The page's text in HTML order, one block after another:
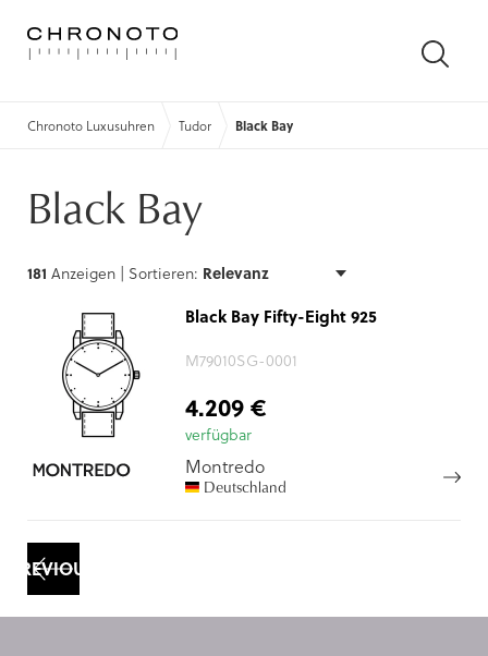
Chronoto Luxusuhren Tudor Black Bay
Black Bay
181 Anzeigen | Sortieren:
Black Bay Fifty-Eight 925
M79010SG-0001
4.209 €
verfügbar
Montredo
Deutschland
PREVIOUS